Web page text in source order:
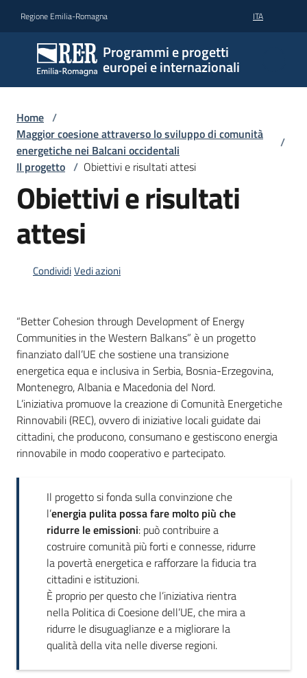
Regione Emilia-Romagna ITA
Programmi e progetti
europei e internazionali
Home /
Maggior coesione attraverso lo sviluppo di comunità
energetiche nei Balcani occidentali
/
Il progetto / Obiettivi e risultati attesi
Obiettivi e risultati
attesi
CondividiVedi azioni
“Better Cohesion through Development of Energy
Communities in the Western Balkans” è un progetto
finanziato dall’UE che sostiene una transizione
energetica equa e inclusiva in Serbia, Bosnia-Erzegovina,
Montenegro, Albania e Macedonia del Nord.
L’iniziativa promuove la creazione di Comunità Energetiche
Rinnovabili (REC), ovvero di iniziative locali guidate dai
cittadini, che producono, consumano e gestiscono energia
rinnovabile in modo cooperativo e partecipato.
Il progetto si fonda sulla convinzione che
l’energia pulita possa fare molto più che
ridurre le emissioni: può contribuire a
costruire comunità più forti e connesse, ridurre
la povertà energetica e rafforzare la fiducia tra
cittadini e istituzioni.
È proprio per questo che l’iniziativa rientra
nella Politica di Coesione dell’UE, che mira a
ridurre le disuguaglianze e a migliorare la
qualità della vita nelle diverse regioni.